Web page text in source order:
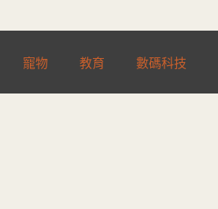
寵物 教育 數碼科技